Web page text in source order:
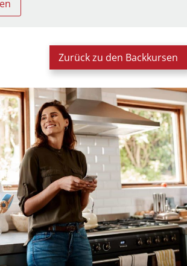
Zurück zu den Backkursen